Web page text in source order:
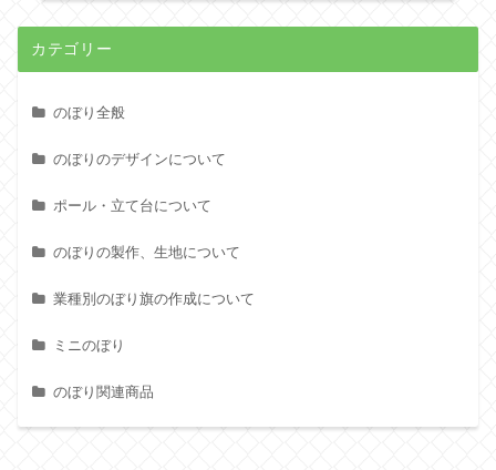
カテゴリー
のぼり全般
のぼりのデザインについて
ポール・立て台について
のぼりの製作、生地について
業種別のぼり旗の作成について
ミニのぼり
のぼり関連商品